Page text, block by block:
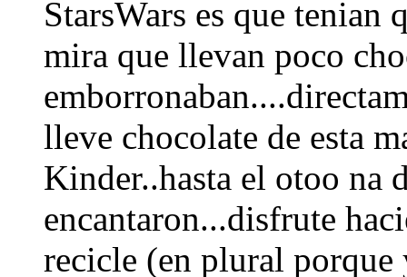
StarsWars es que tenian
mira que llevan poco
lleve chocolate de esta
Kinder..hasta el otoo na
encantaron...disfrute
recicle (en plural porque